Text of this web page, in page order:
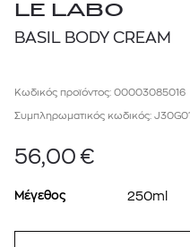
LE LABO
BASIL BODY CREAM
Κωδικός προϊόντος: 00003085016
Συμπληρωματικός κωδικός:
56,00 €
Μέγεθος 250ml